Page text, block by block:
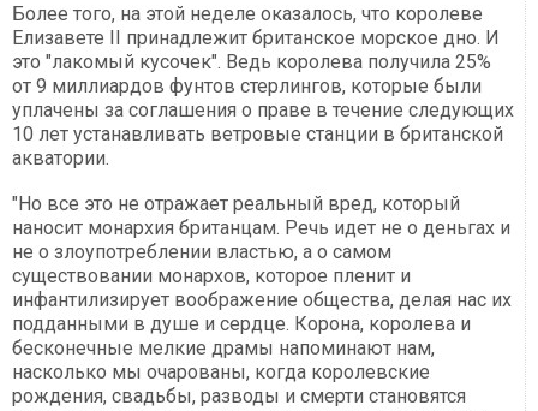
Более того, на этой неделе оказалось, что королеве
Елизавете II принадлежит британское морское дно. И
это "лакомый кусочек". Ведь королева получила 25%
от 9 миллиардов фунтов стерлингов, которые были
уплачены за соглашения о праве в течение следующих
10 лет устанавливать ветровые станции в британской
акватории.
"Но все это не отражает реальный вред, который
наносит монархия британцам. Речь идет не о деньгах и
не о злоупотреблении властью, а о самом
существовании монархов, которое пленит и
инфантилизирует воображение общества, делая нас их
подданными в душе и сердце. Корона, королева и
бесконечные мелкие драмы напоминают нам,
насколько мы очарованы, когда королевские
рождения, свадьбы, разводы и смерти становятся